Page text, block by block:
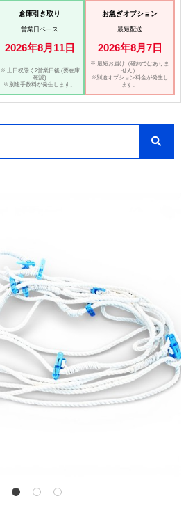
倉庫引き取り
営業日ベース
2026年8月11日
※ 土日祝除く2営業日後 (要在庫
確認)
※別途手数料が発生します。
お急ぎオプション
最短配送
2026年8月7日
※ 最短お届け（確約ではありま
せん）
※別途オプション料金が発生し
ます。